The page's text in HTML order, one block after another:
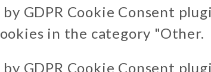
GDPR Cookie Consent
in the category "Other.
GDPR Cookie Consent